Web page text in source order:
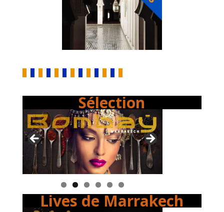
Sélection
Lives de Marrakech